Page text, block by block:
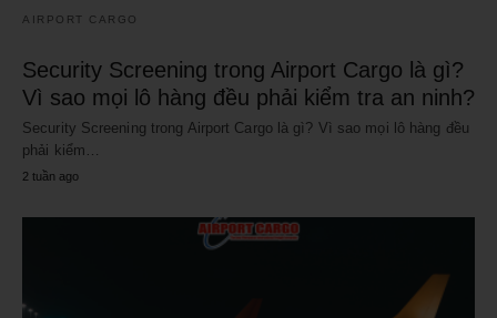
AIRPORT CARGO
Security Screening trong Airport Cargo là gì?
Vì sao mọi lô hàng đều phải kiểm tra an ninh?
Security Screening trong Airport Cargo là gì? Vì sao mọi lô hàng đều
phải kiểm…
2 tuần ago